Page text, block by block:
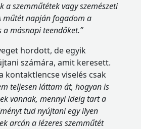
szemműtétek vagy szemészeti
műtét napján fogadom a
a másnapi teendőket.”
hordott, de egyik
számára, amit keresett.
kontaktlencse viselés csak
teljesen láttam át, hogyan is
vannak, mennyi ideig tart a
tud nyújtani egy ilyen
arcán a lézeres szemműtét